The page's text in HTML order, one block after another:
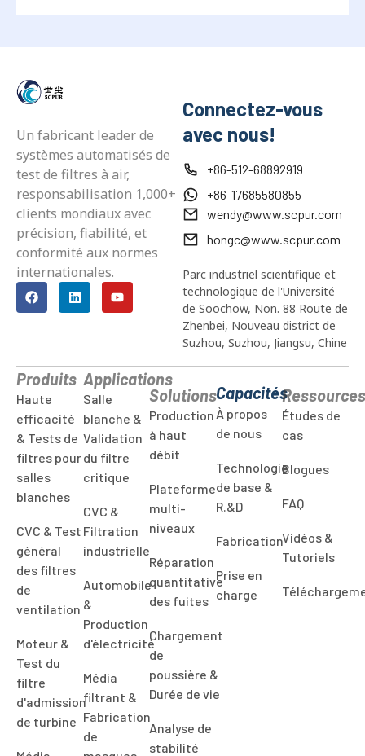
Un fabricant leader de
test de filtres à air,
responsabilisation 1,000+
clients mondiaux avec
précision, fiabilité, et
conformité aux normes
internationales.
+86-512-68892919
wendy@www.scpur.com
hongc@www.scpur.com
Parc industriel scientifique et
technologique de l'Université
de Soochow, Non. 88 Route de
Zhenbei, Nouveau district de
Suzhou, Suzhou, Jiangsu, Chine
efficacité
& Tests de
filtres pour
salles
blanches
CVC & Test
des filtres
de
ventilation
Moteur &
filtre
d'admission
de turbine
Média
blanche &
Validation
du filtre
critique
CVC &
industrielle
Automobile
Production
d'électricité
Média
Fabrication
de
masques
Production
à haut
débit
Plateforme
niveaux
Réparation
quantitative
des fuites
Chargement
poussière &
Durée de vie
Analyse de
des lots
Capacités
de nous
Technologie
R.&D
Fabrication
Prise en
cas
FAQ
Vidéos &